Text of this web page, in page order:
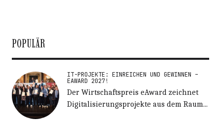
POPULÄR
IT-PROJEKTE: EINREICHEN UND GEWINNEN –
EAWARD 2027!
Der Wirtschaftspreis eAward zeichnet
Digitalisierungsprojekte aus dem Raum...